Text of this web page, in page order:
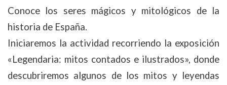
Conoce los seres mágicos y mitológicos de la
historia de España.
Iniciaremos la actividad recorriendo la exposición
«Legendaria: mitos contados e ilustrados», donde
descubriremos algunos de los mitos y leyendas